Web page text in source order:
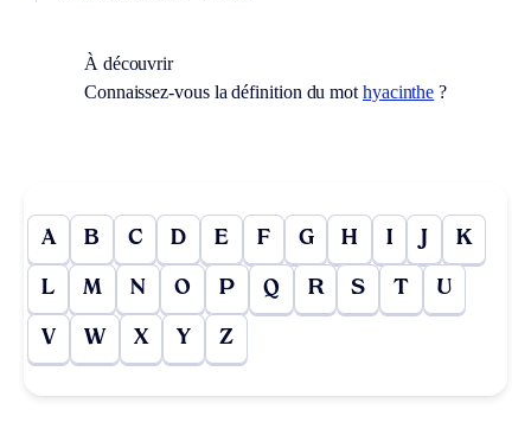
À découvrir
Connaissez-vous la définition du mot hyacinthe ?
A B C D E F G H I J K
L M N O P Q R S T U
V W X Y Z